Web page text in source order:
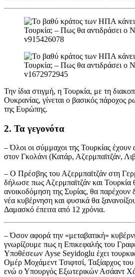
Την ίδια στιγμή, η Τουρκία, με τη
Ουκρανίας, γίνεται ο βασικός πάροχος
της Ευρώπης.
2. Τα γεγονότα
– Όλοι οι σύμμαχοι της Τουρκίας έχουν
στον Γκολάνι (Κατάρ, Αζερμπαϊτζάν,
– Ο Πρέσβης του Αζερμπαϊτζάν στη
δήλωσε πως Αζερμπαϊτζάν και
ανοικοδόμηση της Συρίας, θα παρέχουν
νέα κυβέρνηση και φυσικά θα
Δαμασκό έπειτα από 12 χρόνια.
– Όσον αφορά την «μεταβατική»
γνωρίζουμε πως η Επικεφαλής του
Υποθέσεων Ayse Seyidoglu έχει
Ομέρ Μοχάμεντ Τσιφτσί, Ταξίαρχος
ενώ ο Υπουργός Εξωτερικών Ασάαντ